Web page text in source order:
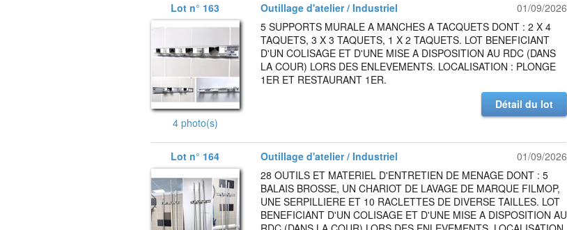
Lot n° 163
Outillage d'atelier / Industriel 01/09/2026
4 photo(s)
5 SUPPORTS MURALE A MANCHES A TACQUETS DONT : 2 X 4
TAQUETS, 3 X 3 TAQUETS, 1 X 2 TAQUETS. LOT BENEFICIANT
D'UN COLISAGE ET D'UNE MISE A DISPOSITION AU RDC (DANS
LA COUR) LORS DES ENLEVEMENTS. LOCALISATION : PLONGE
1ER ET RESTAURANT 1ER.
Détail du lot
Lot n° 164 Outillage d'atelier / Industriel
01/09/2026
28 OUTILS ET MATERIEL D'ENTRETIEN DE MENAGE DONT : 5
BALAIS BROSSE, UN CHARIOT DE LAVAGE DE MARQUE FILMOP,
UNE SERPILLIERE ET 10 RACLETTES DE DIVERSE TAILLES. LOT
BENEFICIANT D'UN COLISAGE ET D'UNE MISE A DISPOSITION AU